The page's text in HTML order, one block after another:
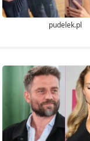
pudelek.pl